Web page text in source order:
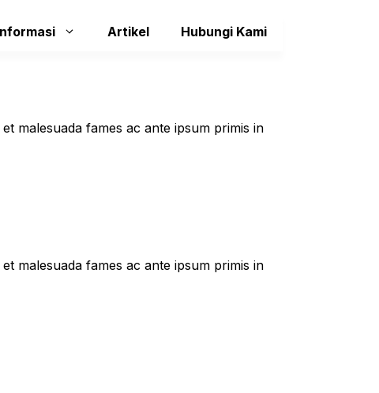
Artikel Hubungi Kami
malesuada fames ac ante ipsum primis in
malesuada fames ac ante ipsum primis in